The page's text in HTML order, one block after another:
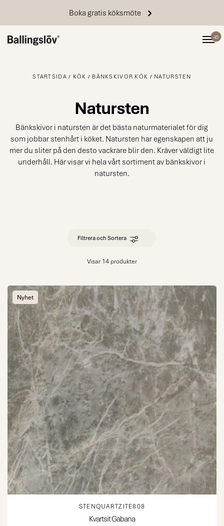
Boka gratis köksmöte
45
STARTSIDA KÖK BÄNKSKIVOR KÖK NATURSTEN
Natursten
Bänkskivor i natursten är det bästa naturmaterialet för dig
som jobbar stenhårt i köket. Natursten har egenskapen att ju
mer du sliter på den desto vackrare blir den. Kräver väldigt lite
underhåll. Här visar vi hela vårt sortiment av bänkskivor i
natursten.
Filtrera och Sortera
Visar 14 produkter
Nyhet
STENQUARTZITE808
Kvartsit Gabana